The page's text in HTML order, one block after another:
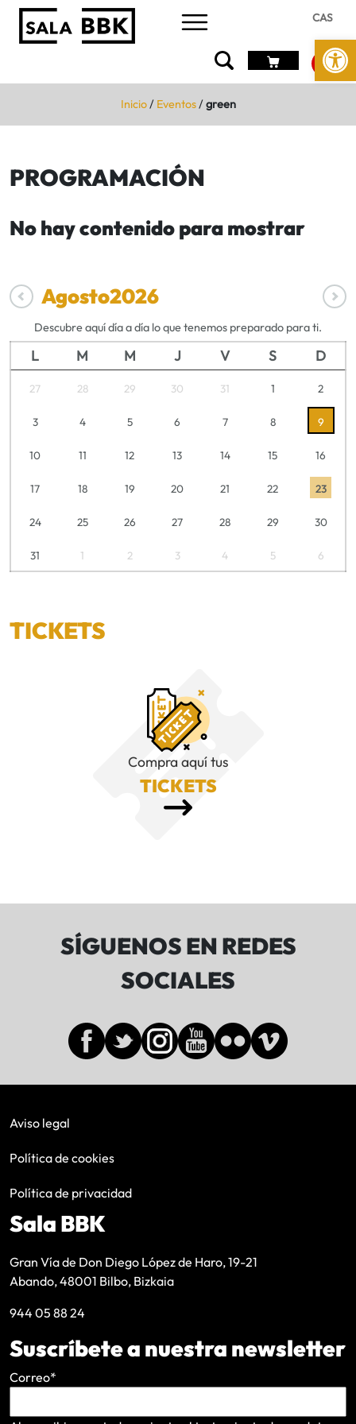
Abrir
CAS
Inicio/ Eventos/green
PROGRAMACIÓN
No hay contenido para mostrar
Agosto2026
Descubre aquí día a día lo que tenemos preparado para ti.
L M M J V S D
27 28 29 30 31 1 2
3 4 5 6 7 8 9
10 11 12 13 14 15 16
17 18 19 20 21 22 23
24 25 26 27 28 29 30
31 1 2 3 4 5 6
TICKETS
Compra aquí tus
TICKETS
SÍGUENOS EN REDES
SOCIALES
Aviso legal
Política de cookies
Política de privacidad
Sala BBK
Gran Vía de Don Diego López de Haro, 19-21
Abando, 48001 Bilbo, Bizkaia
944 05 88 24
Suscríbete a nuestra newsletter
Correo*